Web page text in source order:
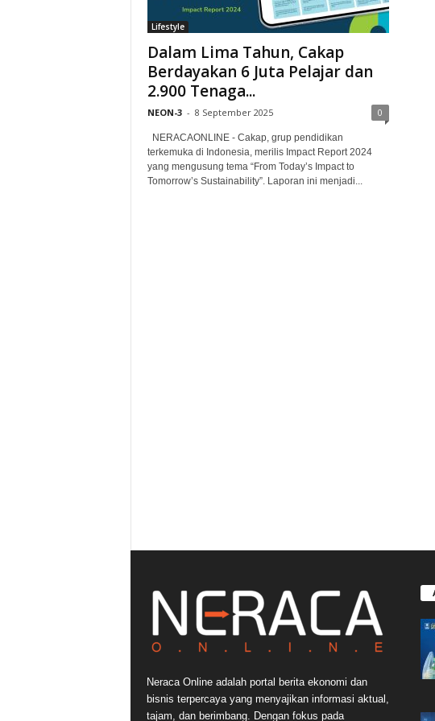
Lifestyle
Dalam Lima Tahun, Cakap
Berdayakan 6 Juta Pelajar dan
2.900 Tenaga...
NEON-3 - 8 September 2025 0
NERACAONLINE - Cakap, grup pendidikan
terkemuka di Indonesia, merilis Impact Report 2024
yang mengusung tema “From Today’s Impact to
Tomorrow’s Sustainability”. Laporan ini menjadi...
Neraca Online adalah portal berita ekonomi dan
bisnis terpercaya yang menyajikan informasi aktual,
tajam, dan berimbang. Dengan fokus pada